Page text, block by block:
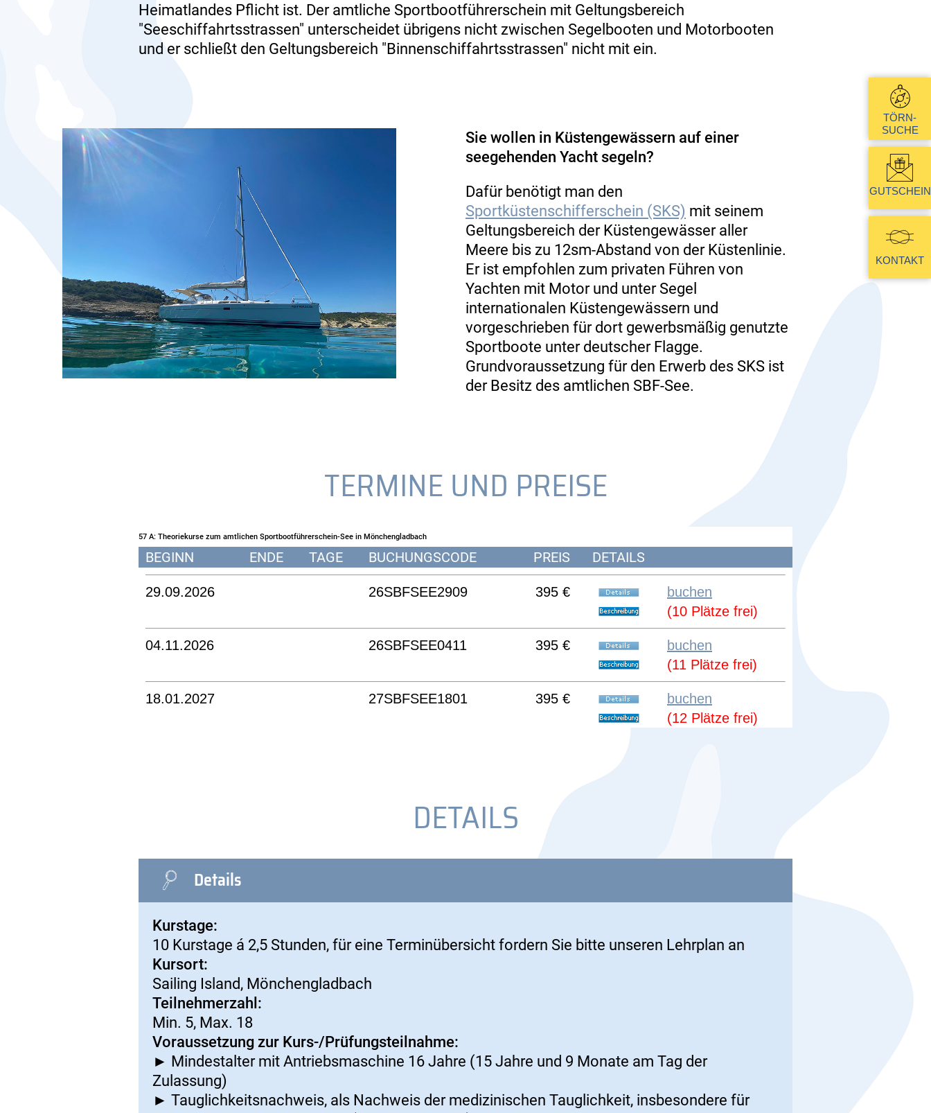
Heimatlandes Pflicht ist. Der amtliche Sportbootführerschein mit Geltungsbereich
"Seeschiffahrtsstrassen" unterscheidet übrigens nicht zwischen Segelbooten und Motorbooten
und er schließt den Geltungsbereich "Binnenschiffahrtsstrassen" nicht mit ein.
Sie wollen in Küstengewässern auf einer
seegehenden Yacht segeln?
Dafür benötigt man den
Sportküstenschifferschein (SKS) mit seinem
Geltungsbereich der Küstengewässer aller
Meere bis zu 12sm-Abstand von der Küstenlinie.
Er ist empfohlen zum privaten Führen von
Yachten mit Motor und unter Segel
internationalen Küstengewässern und
vorgeschrieben für dort gewerbsmäßig genutzte
Sportboote unter deutscher Flagge.
Grundvoraussetzung für den Erwerb des SKS ist
der Besitz des amtlichen SBF-See.
TERMINE UND PREISE
57 A: Theoriekurse zum amtlichen Sportbootführerschein-See in Mönchengladbach
BEGINN ENDE TAGE BUCHUNGSCODE PREIS DETAILS
29.09.2026 26SBFSEE2909 395 €
buchen
(10 Plätze frei)
04.11.2026 26SBFSEE0411 395 €
buchen
(11 Plätze frei)
18.01.2027 27SBFSEE1801 395 €
buchen
(12 Plätze frei)
DETAILS
Details
Kurstage:
10 Kurstage á 2,5 Stunden, für eine Terminübersicht fordern Sie bitte unseren Lehrplan an
Kursort:
Sailing Island, Mönchengladbach
Teilnehmerzahl:
Min. 5, Max. 18
Voraussetzung zur Kurs-/Prüfungsteilnahme:
► Mindestalter mit Antriebsmaschine 16 Jahre (15 Jahre und 9 Monate am Tag der
Zulassung)
► Tauglichkeitsnachweis, als Nachweis der medizinischen Tauglichkeit, insbesondere für
TÖRN-
SUCHE
GUTSCHEIN
KONTAKT